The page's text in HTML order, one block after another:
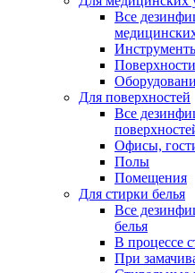
Все
Поверхности
Для поверхностей
Все
Офисы,
Полы
Помещения
Для стирки белья
Все
белья
В процессе
При